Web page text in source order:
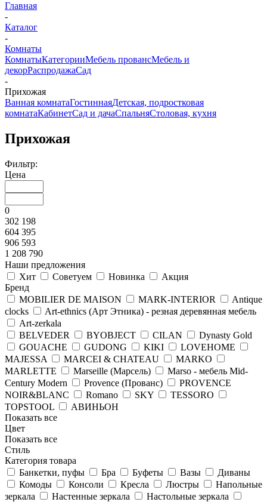
Главная
-
Каталог
-
Комнаты
КомнатыКатегорииМебель провансМебель и
декорРаспродажаСад
-
Прихожая
Ванная комнатаГостиннаяДетская, подростковая
комнатаКабинетСад и дачаСпальняСтоловая, кухня
Прихожая
Фильтр:
Цена
0
302 198
604 395
906 593
1 208 790
Наши предложения
Хит
Советуем Новинка
Акция
Бренд
MOBILIER DE MAISON
MARK-INTERIOR
Antique
clocks
Art-ethnics (Арт Этника) - резная деревянная мебель
Art-zerkala
BELVEDER
BYOBJECT CILAN
Dynasty Gold
GOUACHE
GUDONG KIKI
LOVEHOME
MAJESSA
MARCEI & CHATEAU
MARKO
MARLETTE
Marseille (Марсель)
Marso - мебель Mid-
Century Modern
Provence (Прованс)
PROVENCE
NOIR&BLANC
Romano SKY
TESSORO
TOPSTOOL
АВИНЬОН
Показать все
Цвет
Показать все
Стиль
Категория товара
Банкетки, пуфы
Бра Буфеты Вазы
Диваны
Комоды
Консоли Кресла Люстры
Напольные
зеркала
Настенные зеркала
Настольные зеркала